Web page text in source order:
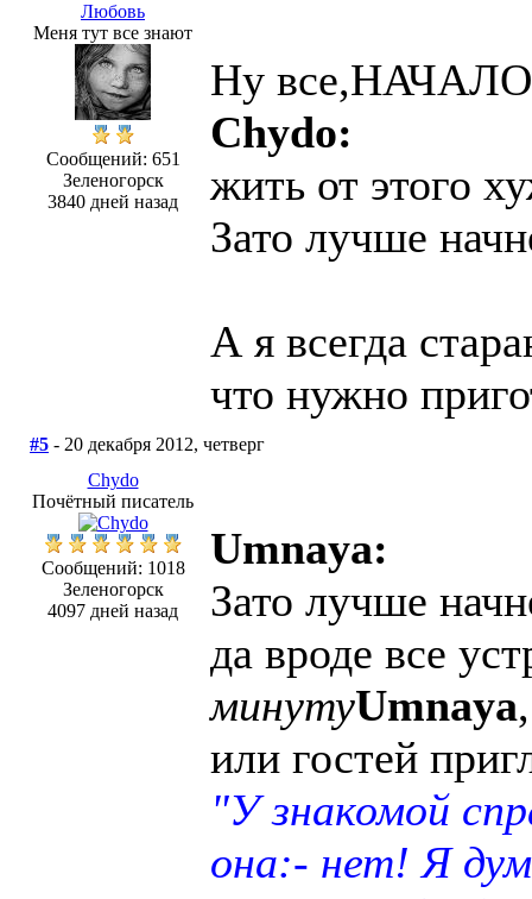
Любовь
Меня тут все знают
Сообщений: 651
Зеленогорск
3840 дней назад
Ну
Chydo:
жить от этого
Зато лучше
А я всегда
что нужно
#5 - 20 декабря 2012, четверг
Chydo
Почётный писатель
Сообщений: 1018
Зеленогорск
4097 дней назад
Umnaya:
Зато лучше
да вроде все
минутуUmnaya
или гостей
"У знакомой
она:- нет! Я